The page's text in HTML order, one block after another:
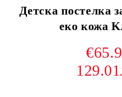
Детска постелка
еко кожа